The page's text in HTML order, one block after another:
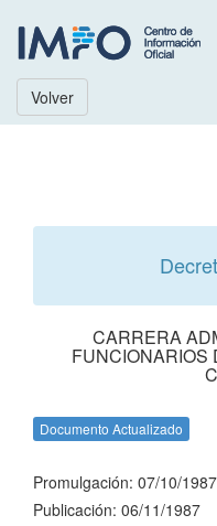
Volver
CARRERA
FUNCIONARIOS
Documento Actualizado
Promulgación: 07/10/1987
Publicación: 06/11/1987